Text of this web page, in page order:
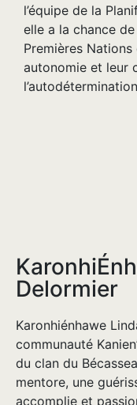
l’équipe de la
elle a la chance
Premières
autonomie et leur
Delormier
Karonhiénhawe
communauté
du clan du
mentore, une
accomplie et